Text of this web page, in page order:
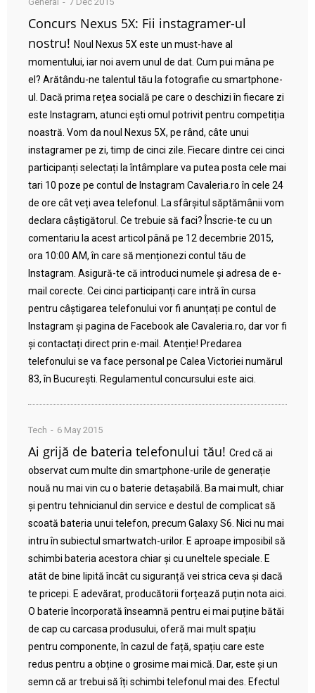
Concurs Nexus 5X: Fii instagramer-ul
nostru! Noul Nexus 5X este un must-have al
momentului, iar noi avem unul de dat. Cum pui mâna pe
el? Arătându-ne talentul tău la fotografie cu smartphone-
ul. Dacă prima rețea socială pe care o deschizi în fiecare zi
este Instagram, atunci ești omul potrivit pentru competiția
noastră. Vom da noul Nexus 5X, pe rând, câte unui
instagramer pe zi, timp de cinci zile. Fiecare dintre cei cinci
participanți selectați la întâmplare va putea posta cele mai
tari 10 poze pe contul de Instagram Cavaleria.ro în cele 24
de ore cât veți avea telefonul. La sfârșitul săptămânii vom
declara câștigătorul. Ce trebuie să faci? Înscrie-te cu un
comentariu la acest articol până pe 12 decembrie 2015,
ora 10:00 AM, în care să menționezi contul tău de
Instagram. Asigură-te că introduci numele și adresa de e-
mail corecte. Cei cinci participanți care intră în cursa
pentru câștigarea telefonului vor fi anunțați pe contul de
Instagram și pagina de Facebook ale Cavaleria.ro, dar vor fi
și contactați direct prin e-mail. Atenție! Predarea
telefonului se va face personal pe Calea Victoriei numărul
83, în București. Regulamentul concursului este aici.
Tech 6 May 2015
Ai grijă de bateria telefonului tău! Cred că ai
observat cum multe din smartphone-urile de generație
nouă nu mai vin cu o baterie detașabilă. Ba mai mult, chiar
și pentru tehnicianul din service e destul de complicat să
scoată bateria unui telefon, precum Galaxy S6. Nici nu mai
intru în subiectul smartwatch-urilor. E aproape imposibil să
schimbi bateria acestora chiar și cu uneltele speciale. E
atât de bine lipită încât cu siguranță vei strica ceva și dacă
te pricepi. E adevărat, producătorii forțează puțin nota aici.
O baterie încorporată înseamnă pentru ei mai puține bătăi
de cap cu carcasa produsului, oferă mai mult spațiu
pentru componente, în cazul de față, spațiu care este
redus pentru a obține o grosime mai mică. Dar, este și un
semn că ar trebui să îți schimbi telefonul mai des. Efectul